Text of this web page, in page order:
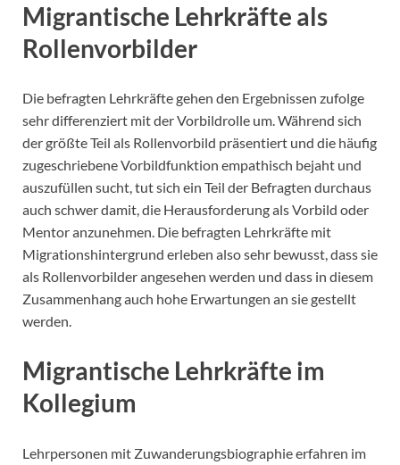
Migrantische Lehrkräfte als
Rollenvorbilder
Die befragten Lehrkräfte gehen den Ergebnissen zufolge
sehr differenziert mit der Vorbildrolle um. Während sich
der größte Teil als Rollenvorbild präsentiert und die häufig
zugeschriebene Vorbildfunktion empathisch bejaht und
auszufüllen sucht, tut sich ein Teil der Befragten durchaus
auch schwer damit, die Herausforderung als Vorbild oder
Mentor anzunehmen. Die befragten Lehrkräfte mit
Migrationshintergrund erleben also sehr bewusst, dass sie
als Rollenvorbilder angesehen werden und dass in diesem
Zusammenhang auch hohe Erwartungen an sie gestellt
werden.
Migrantische Lehrkräfte im
Kollegium
Lehrpersonen mit Zuwanderungsbiographie erfahren im